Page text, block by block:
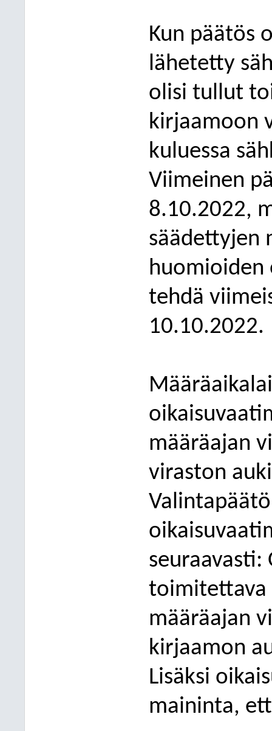
Kun päätös
lähetetty
olisi tullut
kirjaamoon
kuluessa
Viimeinen
8.10.2022,
säädettyjen
huomioiden
tehdä
10.10.2022.
Määräaikal
määräajan
viraston
Valintap
seuraavasti:
toimitettava
määräajan
kirjaamon
Lisäksi
maininta,